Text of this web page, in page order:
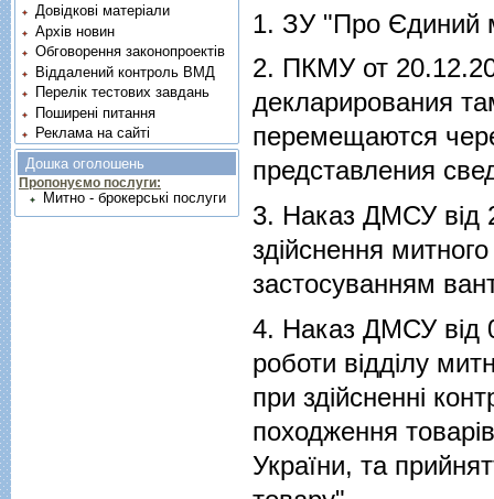
1. ЗУ "Про Єдиний
2. ПКМУ от
декларирования
перемещаются
представления
3. Наказ ДМСУ від
здiйснення
застосуванням
4. Наказ ДМСУ від
роботи вiддiлу
при здiйсненнi
походження
України, та
Довідкові матеріали
Архів новин
Обговорення законопроектів
Віддалений контроль ВМД
Перелік тестових завдань
Поширені питання
Реклама на сайті
Дошка оголошень
Пропонуємо послуги:
Митно - брокерські послуги